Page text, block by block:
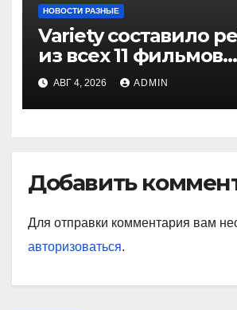
НОВОСТИ РАЗНЫЕ
Variety составило
из всех 11 фильмов
о Человеке-пауке —
худшего к лучшему
АВГ 4, 2026 ADMIN
Добавить
Для отправки комментария вам
авторизоваться.